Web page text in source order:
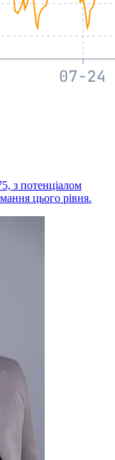
з потенціалом
цього рівня.